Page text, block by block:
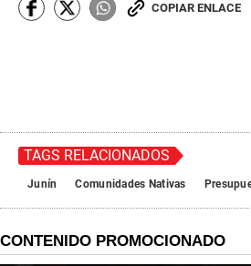
COPIAR ENLACE
TAGS RELACIONADOS
Junín Comunidades Nativas